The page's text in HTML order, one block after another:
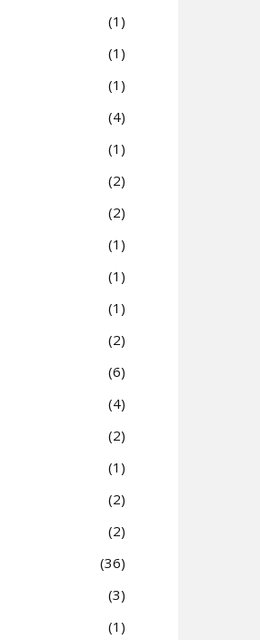
1
1
1
4
1
2
2
1
1
1
2
6
4
2
1
2
2
36
3
1